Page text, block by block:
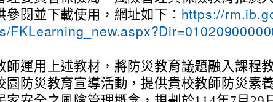
參閱並下載使用，網址如下： https://
師運用上述教材，將防災教育議題融入課程教
園防災教育宣導活動，提供貴校教師防災素